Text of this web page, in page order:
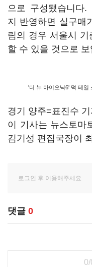
으로 구성됐습니다.
지 반영하면 실구매
림의 경우 서울시 기
할 수 있을 것으로 보
'더 뉴 아이오닉6' 덕 테일
경기 양주=표진수
이 기사는 뉴스토마
김기성 편집국장이
댓글 0
0/